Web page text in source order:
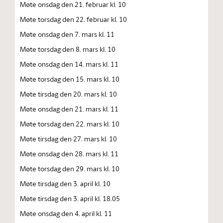
Møte onsdag den 21. februar kl. 10
Møte torsdag den 22. februar kl. 10
Møte onsdag den 7. mars kl. 11
Møte torsdag den 8. mars kl. 10
Møte onsdag den 14. mars kl. 11
Møte torsdag den 15. mars kl. 10
Møte tirsdag den 20. mars kl. 10
Møte onsdag den 21. mars kl. 11
Møte torsdag den 22. mars kl. 10
Møte tirsdag den 27. mars kl. 10
Møte onsdag den 28. mars kl. 11
Møte torsdag den 29. mars kl. 10
Møte tirsdag den 3. april kl. 10
Møte tirsdag den 3. april kl. 18.05
Møte onsdag den 4. april kl. 11